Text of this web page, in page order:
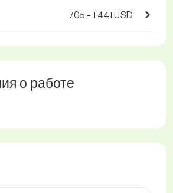
705 - 1 441 USD
о работе